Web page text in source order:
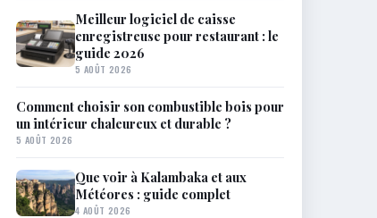
Meilleur logiciel de caisse
enregistreuse pour restaurant : le
guide 2026
5 AOÛT 2026
Comment choisir son combustible bois pour
un intérieur chaleureux et durable ?
5 AOÛT 2026
Que voir à Kalambaka et aux
Météores : guide complet
4 AOÛT 2026